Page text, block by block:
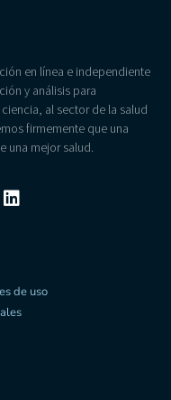
en línea e independiente
y análisis para
al sector de la salud
firmemente que una
una mejor salud.
de uso